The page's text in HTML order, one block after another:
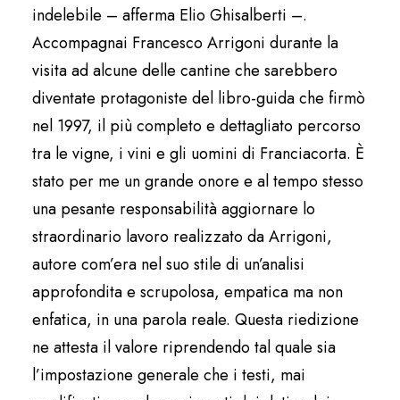
indelebile – afferma Elio Ghisalberti –.
Accompagnai Francesco Arrigoni durante la
visita ad alcune delle cantine che sarebbero
diventate protagoniste del libro-guida che firmò
nel 1997, il più completo e dettagliato percorso
tra le vigne, i vini e gli uomini di Franciacorta. È
stato per me un grande onore e al tempo stesso
una pesante responsabilità aggiornare lo
straordinario lavoro realizzato da Arrigoni,
autore com’era nel suo stile di un’analisi
approfondita e scrupolosa, empatica ma non
enfatica, in una parola reale. Questa riedizione
ne attesta il valore riprendendo tal quale sia
l’impostazione generale che i testi, mai